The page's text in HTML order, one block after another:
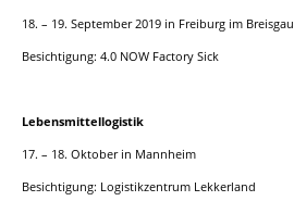
18. – 19. September 2019 in Freiburg im Breisgau
Besichtigung: 4.0 NOW Factory Sick
Lebensmittellogistik
17. – 18. Oktober in Mannheim
Besichtigung: Logistikzentrum Lekkerland